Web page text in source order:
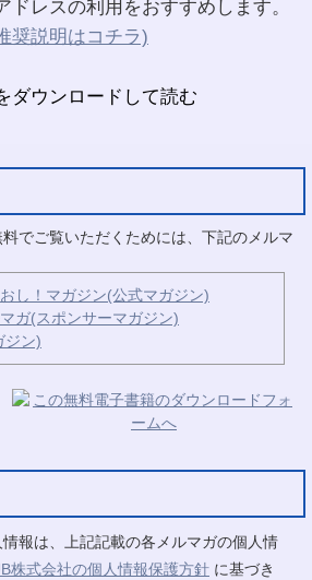
ドレスの利用をおすすめします。
奨説明はコチラ)
でご覧いただくためには、下記のメルマ
し！マガジン(公式マガジン)
ガ(スポンサーマガジン)
ジン)
報は、上記記載の各メルマガの個人情
株式会社の個人情報保護方針 に基づき